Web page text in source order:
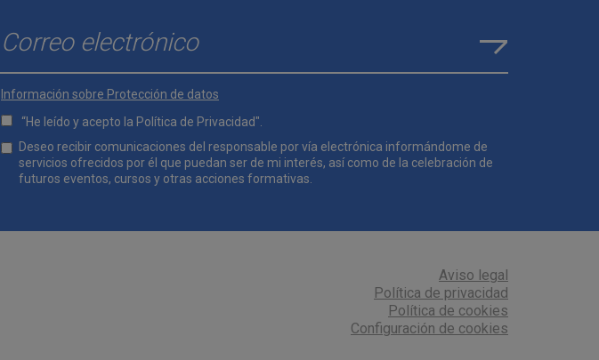
E-mail*
Información sobre Protección de datos
“He leído y acepto la Política de Privacidad".
Lopd*
Deseo recibir comunicaciones del responsable por vía electrónica informándome de
servicios ofrecidos por él que puedan ser de mi interés, así como de la celebración de
futuros eventos, cursos y otras acciones formativas.
Enviar
Aviso legal
Política de privacidad
Política de cookies
Configuración de cookies